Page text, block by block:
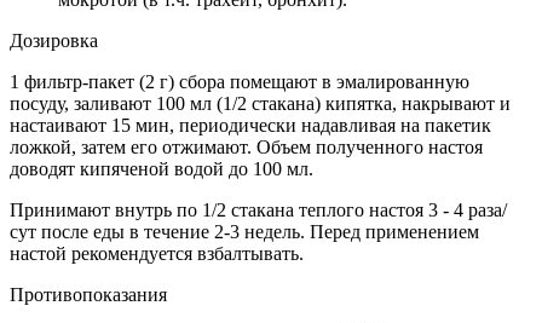
Дозировка
1 фильтр-пакет (2 г) сбора помещают в эмалированную
посуду, заливают 100 мл (1/2 стакана) кипятка, накрывают и
настаивают 15 мин, периодически надавливая на пакетик
ложкой, затем его отжимают. Объем полученного настоя
доводят кипяченой водой до 100 мл.
Принимают внутрь по 1/2 стакана теплого настоя 3 - 4 раза/
сут после еды в течение 2-3 недель. Перед применением
настой рекомендуется взбалтывать.
Противопоказания